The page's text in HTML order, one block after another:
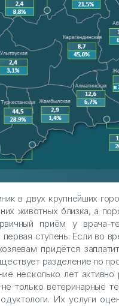
в двух крупнейших
животных близка, а
приём у врача-
ступень. Если во
придётся
разделение по
несколько лет активно
только ветеринарные
Их услуги